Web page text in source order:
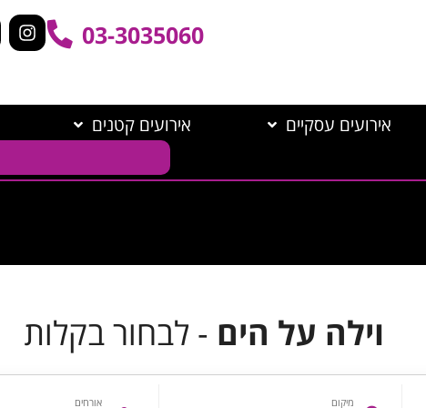
03-3035060
אירועים עסקיים אירועים קטנים
וילה על הים - לבחור בקלות
מיקום אורחים